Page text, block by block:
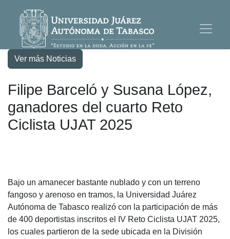
Ver más Noticias
Filipe Barceló y Susana López,
ganadores del cuarto Reto
Ciclista UJAT 2025
Bajo un amanecer bastante nublado y con un terreno
fangoso y arenoso en tramos, la Universidad Juárez
Autónoma de Tabasco realizó con la participación de más
de 400 deportistas inscritos el IV Reto Ciclista UJAT 2025,
los cuales partieron de la sede ubicada en la División